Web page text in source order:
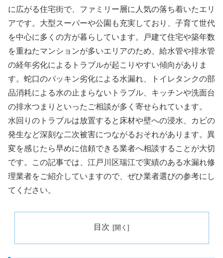
に広がる住宅街で、ファミリー層に人気の落ち着いたエリ
アです。大型スーパーや公園も充実しており、子育て世代
を中心に多くの方が暮らしています。戸建て住宅や築年数
を重ねたマンションが多いエリアのため、給水管や排水管
の経年劣化によるトラブルが起こりやすい傾向がありま
す。蛇口のパッキン劣化による水漏れ、トイレタンクの部
品消耗による水の止まらないトラブル、キッチンや洗面台
の排水つまりといったご相談が多く寄せられています。
水回りのトラブルは放置すると床材や壁への浸水、カビの
発生など深刻な二次被害につながるおそれがあります。異
変を感じたら早めに信頼できる業者へ相談することが大切
です。この記事では、江戸川区瑞江で実績のある水漏れ修
理業者をご紹介していますので、ぜひ業者選びの参考にし
てください。
目次